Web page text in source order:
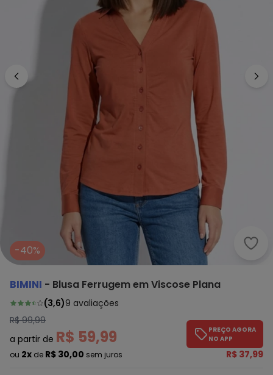
-40%
BIMINI - Blusa Ferrugem em Viscose Plana
(3,6)9 avaliações
R$ 99,99
a partir de R$ 59,99
ou 2x de R$ 30,00 sem juros
PREÇO AGORA
NO APP
R$ 37,99